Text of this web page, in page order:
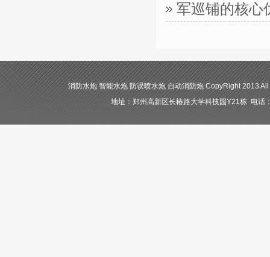
军巡铺的核心
消防水炮 智能水炮 防误喷水炮 自动消防炮 CopyRight 2013
地址：郑州高新区长椿路大学科技园Y21栋 电